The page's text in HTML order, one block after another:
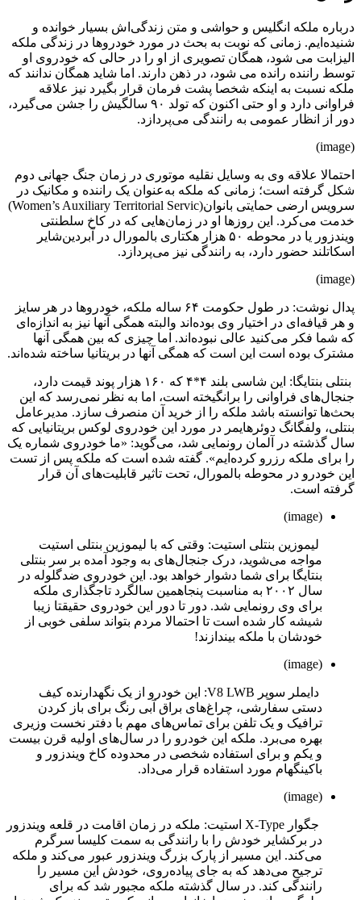
درباره ملکه انگلیس و حواشی و متن زندگی‌اش بسیار خوانده و
شنیده‌ایم. زمانی که نوبت به بحث در مورد خودروها در زندگی ملکه
الیزابت می شود، همگان تصویری از او را در حالی که خودروی او
توسط راننده رانده می شود، در ذهن دارند. اما شاید همگان ندانند که
ملکه نسبت به اینکه شخصا پشت فرمان قرار بگیرد نیز علاقه
فراوانی دارد و او حتی اکنون که تولد ۹۰ سالگیش را جشن می‌گیرد،
دور از انظار عمومی به رانندگی می‌پردازد.
(image)
احتمالا علاقه وی به وسایل نقلیه موتوری در زمان جنگ جهانی دوم
شکل گرفته است؛ زمانی که ملکه به‌عنوان یک راننده و مکانیک در
سرویس ارضی حمایتی بانوان(Women’s Auxiliary Territorial Servic)
خدمت می‌کرد. این روزها او در زمان‌هایی که در کاخ سلطنتی
ویندزور یا در محوطه ۵۰ هزار هکتاری بالمورال در آبردین‌شایر
اسکاتلند حضور دارد، به رانندگی نیز می‌پردازد.
(image)
پدال نوشت: در طول حکومت ۶۴ ساله ملکه، خودروها در هر سایز
و هر قیافه‌ای در اختیار وی بوده‌اند والبته همگی آنها نیز به اندازه‌ای
که شما فکر می‌کنید عالی نبوده‌اند. اما چیزی که بین همگی آنها
مشترک بوده است این است که همگی آنها در بریتانیا ساخته شده‌اند.
بنتلی بنتایگا: این شاسی بلند ۴*۴ که ۱۶۰ هزار پوند قیمت دارد،
جنجال‌های فراوانی را برانگیخته است، اما به نظر نمی‌رسد که این
بحث‌ها توانسته باشد ملکه را از خرید آن منصرف سازد. مدیرعامل
بنتلی، ولفگانگ دوئرهایمر در مورد این خودروی لوکس بریتانیایی که
سال گذشته در آلمان رونمایی شد، می‌گوید: «ما خودروی شماره یک
را برای ملکه رزرو کرده‌ایم». گفته شده است که ملکه پس از تست
این خودرو در محوطه بالمورال، تحت تاثیر قابلیت‌های آن قرار
گرفته است.
(image)
لیموزین بنتلی استیت: وقتی که با لیموزین بنتلی استیت
مواجه می‌شوید، درک جنجال‌های به وجود آمده بر سر بنتلی
بنتایگا برای شما دشوار خواهد بود. این خودروی ضدگلوله در
سال ۲۰۰۲ به مناسبت پنجاهمین سالگرد تاجگذاری ملکه
برای وی رونمایی شد. دور تا دور این خودروی حقیقتا زیبا
شیشه کار شده است تا احتمالا مردم بتواند سلفی خوبی از
خودشان با ملکه بیندازند!
(image)
دایملر سوپر V8 LWB: این خودرو از یک نگهدارنده کیف
دستی سفارشی، چراغ‌های براق آبی رنگ برای باز کردن
ترافیک و یک تلفن برای تماس‌های مهم با دفتر نخست وزیری
بهره می‌برد. ملکه این خودرو را در سال‌های اولیه قرن بیست
و یکم و برای استفاده شخصی در محدوده کاخ ویندزور و
باکینگهام مورد استفاده قرار می‌داد.
(image)
جگوار X-Type استیت: ملکه در زمان اقامت در قلعه ویندزور
در برکشایر خودش را با رانندگی به سمت کلیسا سرگرم
می‌کند. این مسیر از پارک بزرگ ویندزور عبور می‌کند و ملکه
ترجیح می‌دهد که به جای پیاده‌روی، خودش این مسیر را
رانندگی کند. در سال گذشته ملکه مجبور شد که برای